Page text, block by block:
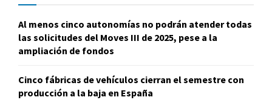
Al menos cinco autonomías no podrán atender todas
las solicitudes del Moves III de 2025, pese a la
ampliación de fondos
Cinco fábricas de vehículos cierran el semestre con
producción a la baja en España